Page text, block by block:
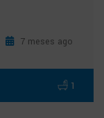
7 meses ago
1